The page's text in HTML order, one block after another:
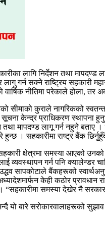
लागि निर्देशन तथा मापदण्ड
गर्न सक्ने राष्ट्रिय सहकारी
वार्षिक नीतिमा परेकाले होला,
सीमाको कुराले नागरिकको
सूचना केन्द्र प्राधिकरण
मापदण्ड लागू गर्न नहुने बताए
हुन्छ । सहकारीमा राष्ट्र बैंक
क्षेत्रमा समस्या आएको
व्यवस्थापन गर्न पनि
सापकोटाले बैंकहरूको
केही कठोर
“सहकारीमा समस्या देखेर नै
यो बारे सरोकारवालाहरूको